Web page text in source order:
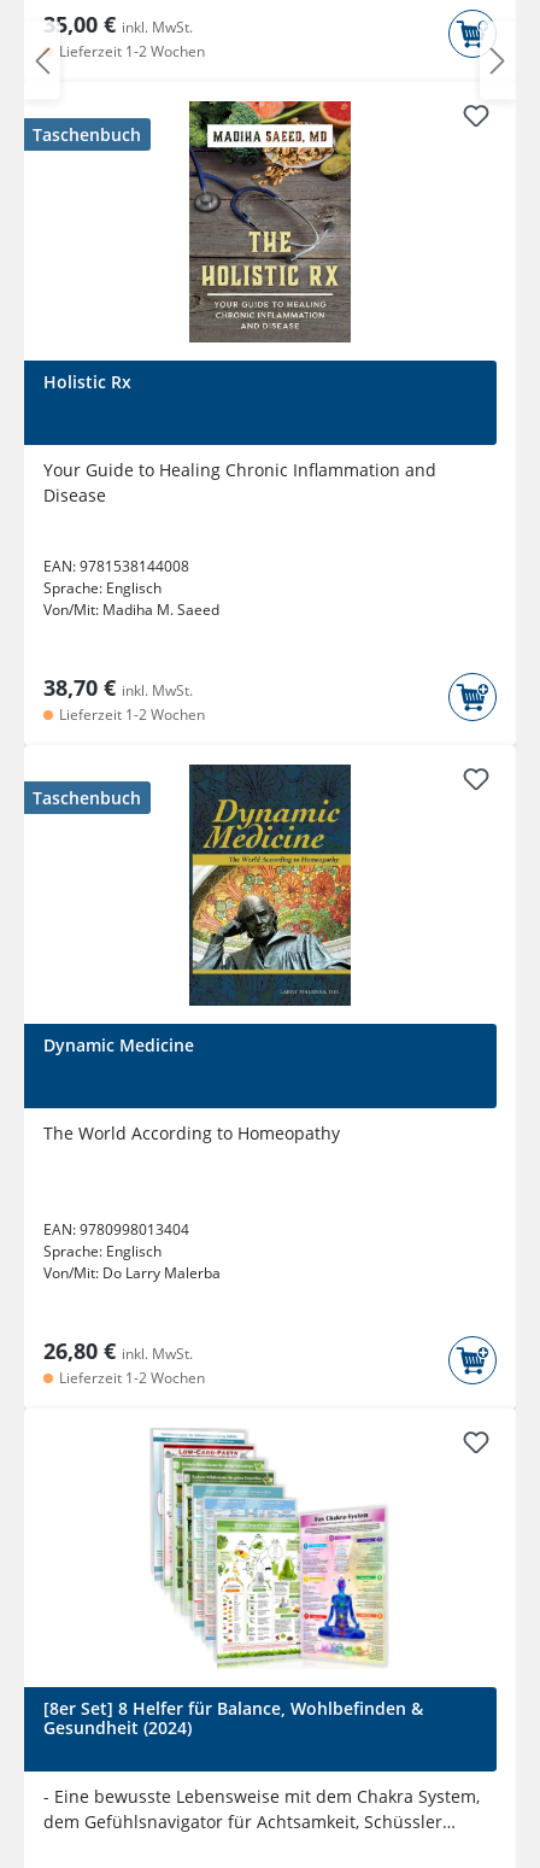
35,00 € inkl. MwSt.
Lieferzeit 1-2 Wochen
Taschenbuch
Holistic Rx
Your Guide to Healing Chronic Inflammation and
Disease
EAN:9781538144008
Sprache: Englisch
Von/Mit: Madiha M. Saeed
38,70 € inkl. MwSt.
Lieferzeit 1-2 Wochen
Taschenbuch
Dynamic Medicine
The World According to Homeopathy
EAN:9780998013404
Sprache: Englisch
Von/Mit: Do Larry Malerba
26,80 € inkl. MwSt.
Lieferzeit 1-2 Wochen
[8er Set] 8 Helfer für Balance, Wohlbefinden &
Gesundheit (2024)
- Eine bewusste Lebensweise mit dem Chakra System,
dem Gefühlsnavigator für Achtsamkeit, Schüssler